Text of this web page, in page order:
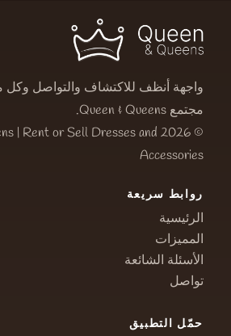
واجهة أنظف للاكتشاف والتواصل وكل
مجتمع Queen & Queens.
| Rent or Sell Dresses and
Accessories
روابط سريعة
الرئيسية
المميزات
الأسئلة الشائعة
تواصل
حمّل التطبيق